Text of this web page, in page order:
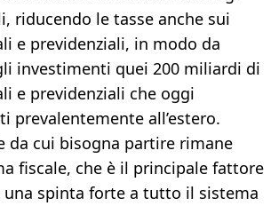
riducendo le tasse anche sui
e previdenziali, in modo da
investimenti quei 200 miliardi di
e previdenziali che oggi
prevalentemente all’estero.
da cui bisogna partire rimane
fiscale, che è il principale fattore
una spinta forte a tutto il sistema